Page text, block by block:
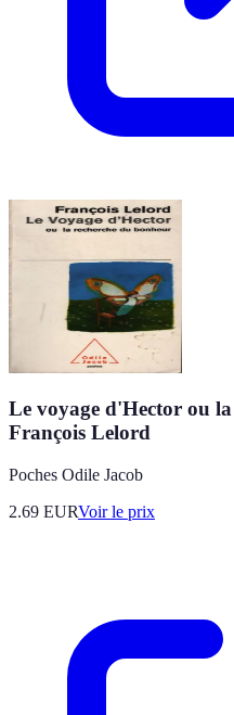
Le voyage d'Hector ou
François Lelord
Poches Odile Jacob
2.69 EURVoir le prix